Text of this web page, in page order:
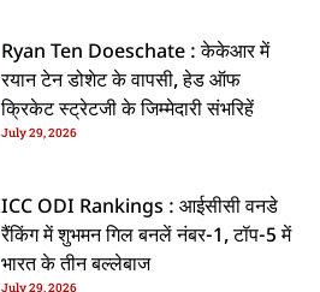
Ryan Ten Doeschate : केकेआर में
रयान टेन डोशेट के वापसी, हेड ऑफ
क्रिकेट स्ट्रेटजी के जिम्मेदारी संभरिहें
July 29, 2026
ICC ODI Rankings : आईसीसी वनडे
रैंकिंग में शुभमन गिल बनलें नंबर-1, टॉप-5 में
भारत के तीन बल्लेबाज
July 29, 2026